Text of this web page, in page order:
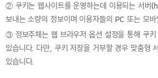
② 쿠키는 웹사이트를 운영하는데 이용되는 서버
보내는 소량의 정보이며 이용자들의 PC 또는 모바
③ 정보주체는 웹 브라우저 옵션 설정을 통해 쿠
있습니다. 다만, 쿠키 저장을 거부할 경우 맞춤형
있습니다.